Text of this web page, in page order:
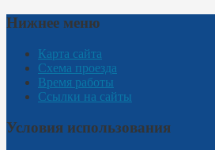
Нижнее меню
Карта сайта
Схема проезда
Время работы
Ссылки на сайты
Условия использования